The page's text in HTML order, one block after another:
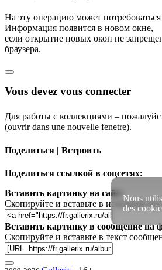
На эту операцию может потребоваться
Информация появится в новом окне,
если открытие новых окон не
браузера.
Vous devez vous connecter
Для работы с коллекциями –
(ouvrir dans une nouvelle fenetre).
Поделиться | Встроить
Поделиться ссылкой в соцсетях:
Вставить картинку на сайт:
Скопируйте и вставьте в исходный код
Вставить картинку в сообщение на
Скопируйте и вставьте в текст
Nous
des